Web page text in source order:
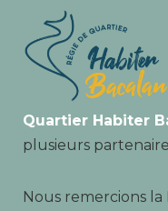
Quartier Habiter
plusieurs
Nous remercions la